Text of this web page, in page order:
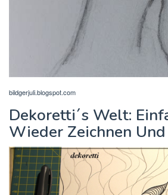
bildgerjuli.blogspot.com
Dekoretti´s Welt:
Wieder Zeichnen